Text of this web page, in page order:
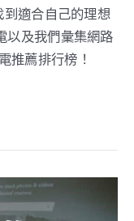
適合自己的理想
以及我們彙集網路
推薦排行榜！